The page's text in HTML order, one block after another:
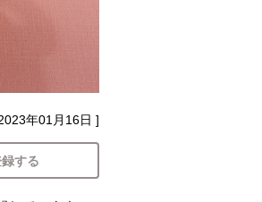
年01月16日 ]
する